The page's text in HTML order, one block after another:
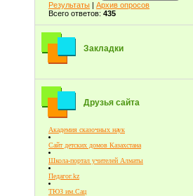
Результаты | Архив опросов
Всего ответов: 435
Закладки
Друзья сайта
Академия сказочных наук
Сайт детских домов Казахстана
Школа-портал учителей Алматы
Педагог.kz
ТЮЗ им.Сац